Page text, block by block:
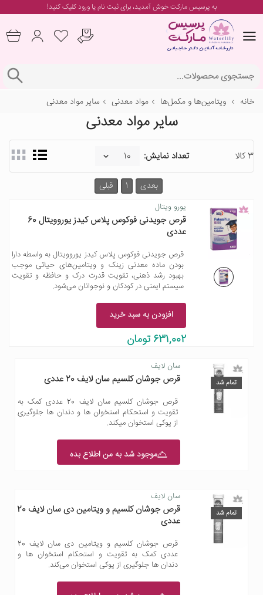
به پرسیس مارکت خوش آمدید، برایثبت نام یا ورودکلیک کنید!
خانه ویتامین‌ها و مکمل‌ها مواد معدنی سایر مواد معدنی
سایر مواد معدنی
3 کالا تعداد نمایش:
قبلی 1 بعدی
یورو ویتال
قرص جویدنی فوکوس پلاس کیدز یوروویتال 60
عددی
قرص جویدنی فوکوس پلاس کیدز یوروویتال به واسطه دارا
بودن ماده معدنی زینک و ویتامین‌های حیاتی موجب
بهبود رشد ذهنی، تقویت قدرت درک و حافظه و تقویت
سیستم ایمنی در کودکان و نوجوانان می‌شود.
افزودن به سبد خرید
631,002 تومان
تمام شد
سان لایف
قرص جوشان کلسیم سان لایف 20 عددی
قرص جوشان کلسیم سان لایف 20 عددی کمک به
تقویت و استحکام استخوان ها و دندان ها جلوگیری
از پوکی استخوان میکند.
موجود شد به من اطلاع بده
تمام شد
سان لایف
قرص جوشان کلسیم و ویتامین دی سان لایف 20
عددی
قرص جوشان کلسیم و ویتامین دی سان لایف 20
عددی کمک به تقویت و استحکام استخوان ها و
دندان ها جلوگیری از پوکی استخوان می‌کند.